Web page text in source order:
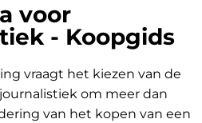
voor
- Koopgids
vraagt het kiezen van de
om meer dan
van het kopen van een